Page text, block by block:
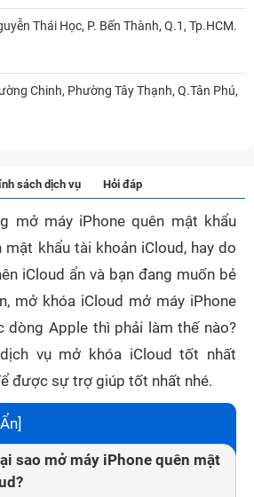
Thái Học, P. Bến Thành, Q.1, Tp.HCM.
Chinh, Phường Tây Thạnh, Q.Tân Phú,
sách dịch vụ Hỏi đáp
mở máy iPhone quên mật khẩu
mật khẩu tài khoản iCloud, hay do
iCloud ẩn và bạn đang muốn bẻ
mở khóa iCloud mở máy iPhone
dòng Apple thì phải làm thế nào?
vụ mở khóa iCloud tốt nhất
được sự trợ giúp tốt nhất nhé.
Ẩn]
sao mở máy iPhone quên mật